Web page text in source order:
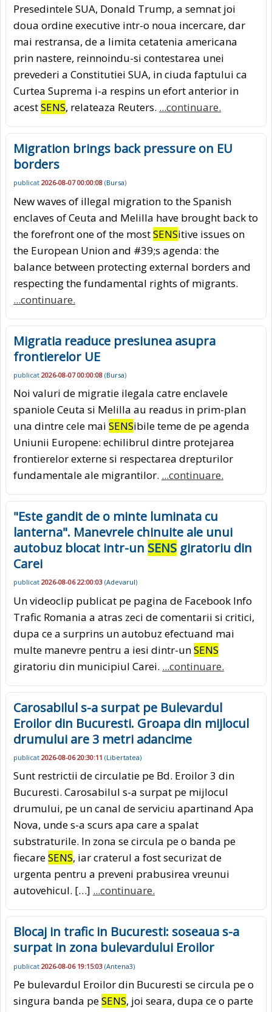
Presedintele SUA, Donald Trump, a semnat joi
doua ordine executive intr-o noua incercare, dar
mai restransa, de a limita cetatenia americana
prin nastere, reinnoindu-si contestarea unei
prevederi a Constitutiei SUA, in ciuda faptului ca
Curtea Suprema i-a respins un efort anterior in
acestSENS, relateaza Reuters. ...continuare.
Migration brings back pressure on EU
borders
publicat 2026-08-07 00:00:08 (Bursa)
New waves of illegal migration to the Spanish
enclaves of Ceuta and Melilla have brought back to
the forefront one of the mostSENSitive issues on
the European Union and #39;s agenda: the
balance between protecting external borders and
respecting the fundamental rights of migrants.
...continuare.
Migratia readuce presiunea asupra
frontierelor UE
publicat 2026-08-07 00:00:08 (Bursa)
Noi valuri de migratie ilegala catre enclavele
spaniole Ceuta si Melilla au readus in prim-plan
una dintre cele mai SENSibile teme de pe agenda
Uniunii Europene: echilibrul dintre protejarea
frontierelor externe si respectarea drepturilor
fundamentale ale migrantilor. ...continuare.
"Este gandit de o minte luminata cu
lanterna". Manevrele chinuite ale unui
autobuz blocat intr-un SENS giratoriu din
Carei
publicat 2026-08-06 22:00:03 (Adevarul)
Un videoclip publicat pe pagina de Facebook Info
Trafic Romania a atras zeci de comentarii si critici,
dupa ce a surprins un autobuz efectuand mai
multe manevre pentru a iesi dintr-unSENS
giratoriu din municipiul Carei. ...continuare.
Carosabilul s-a surpat pe Bulevardul
Eroilor din Bucuresti. Groapa din mijlocul
drumului are 3 metri adancime
publicat 2026-08-06 20:30:11 (Libertatea)
Sunt restrictii de circulatie pe Bd. Eroilor 3 din
Bucuresti. Carosabilul s-a surpat pe mijlocul
drumului, pe un canal de serviciu apartinand Apa
Nova, unde s-a scurs apa care a spalat
substraturile. In zona se circula pe o banda pe
fiecareSENS, iar craterul a fost securizat de
urgenta pentru a preveni prabusirea vreunui
autovehicul. […] ...continuare.
Blocaj in trafic in Bucuresti: soseaua s-a
surpat in zona bulevardului Eroilor
publicat 2026-08-06 19:15:03 (Antena3)
Pe bulevardul Eroilor din Bucuresti se circula pe o
singura banda peSENS, joi seara, dupa ce o parte